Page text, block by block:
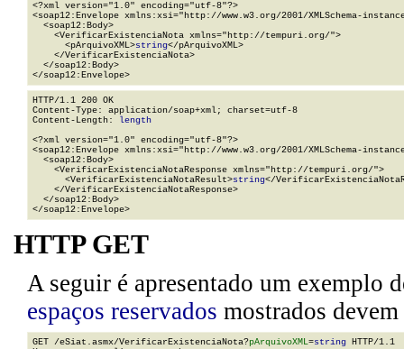
<?xml version="1.0" encoding="utf-8"?>
<soap12:Envelope xmlns:xsi="http://www.w3.org/2001/XMLSchema-
  <soap12:Body>
    <VerificarExistenciaNota xmlns="http://tempuri.org/">
      <pArquivoXML>
string</pArquivoXML>
    </VerificarExistenciaNota>
  </soap12:Body>
</soap12:Envelope>
HTTP/1.1 200 OK
Content-Type: application/soap+xml; charset=utf-8
Content-Length: length
<?xml version="1.0" encoding="utf-8"?>
<soap12:Envelope xmlns:xsi="http://www.w3.org/2001/XMLSchema-
  <soap12:Body>
    <VerificarExistenciaNotaResponse xmlns="http://tempuri.org/">
      <VerificarExistenciaNotaResult>
string</
    </VerificarExistenciaNotaResponse>
  </soap12:Body>
</soap12:Envelope>
HTTP GET
A seguir é apresentado um exemplo
espaços reservados mostrados
GET /eSiat.asmx/VerificarExistenciaNota?pArquivoXML=string HTTP/1.1